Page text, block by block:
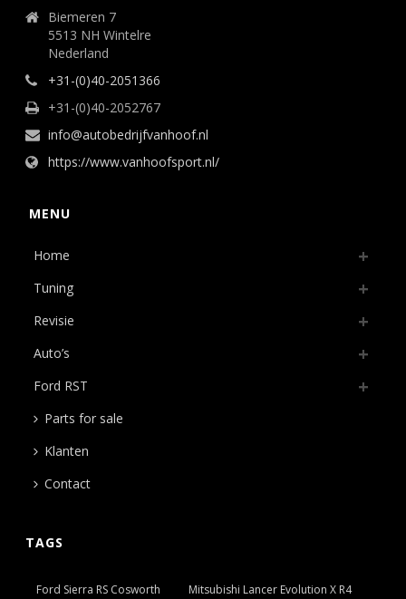
Biemeren 7
5513 NH Wintelre
Nederland
+31-(0)40-2051366
+31-(0)40-2052767
info@autobedrijfvanhoof.nl
https://www.vanhoofsport.nl/
MENU
Home
Tuning
Revisie
Auto’s
Ford RST
Parts for sale
Klanten
Contact
TAGS
Ford Sierra RS Cosworth Mitsubishi Lancer Evolution X R4